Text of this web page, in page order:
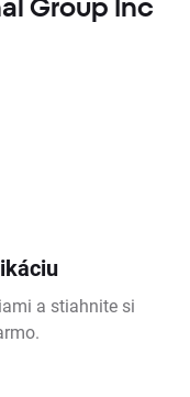
Group Inc
a stiahnite si